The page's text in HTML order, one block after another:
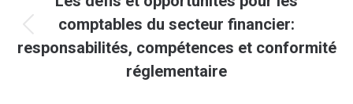
Article
précédent
:
comptables du secteur financier:
responsabilités, compétences et conformité
réglementaire